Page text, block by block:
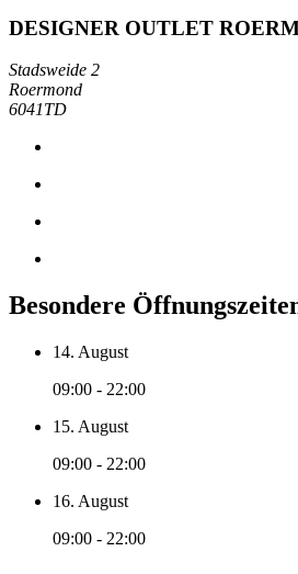
DESIGNER OUTLET
Stadsweide 2
Roermond
6041TD
Besondere
14. August
09:00 - 22:00
15. August
09:00 - 22:00
16. August
09:00 - 22:00